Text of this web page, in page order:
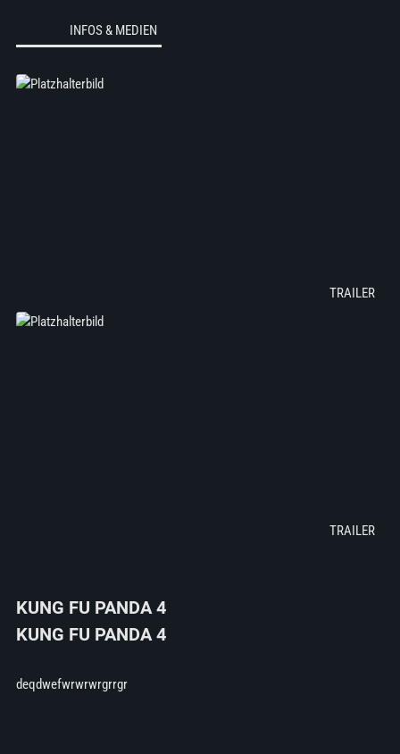
INFOS & MEDIEN
KUNG FU PANDA 4
KUNG FU PANDA 4
deqdwefwrwrwrgrrgr